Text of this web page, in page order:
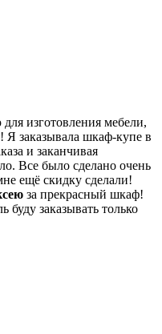
изготовления мебели,
заказывала шкаф-купе в
и заканчивая
Все было сделано очень
ещё скидку сделали!
за прекрасный шкаф!
буду заказывать только